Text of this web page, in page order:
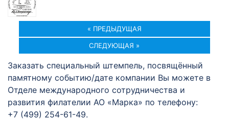
« ПРЕДЫДУЩАЯ
СЛЕДУЮЩАЯ »
Заказать специальный штемпель, посвящённый
памятному событию/дате компании Вы можете в
Отделе международного сотрудничества и
развития филателии АО «Марка» по телефону:
+7 (499) 254-61-49.